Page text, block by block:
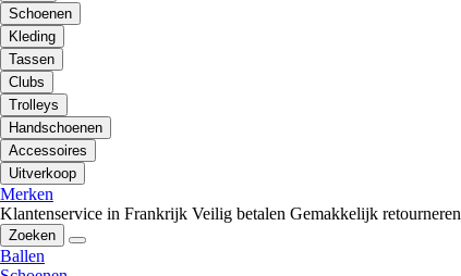
Schoenen
Kleding
Tassen
Clubs
Trolleys
Handschoenen
Accessoires
Uitverkoop
Merken
Klantenservice in Frankrijk Veilig betalen Gemakkelijk retourneren
Zoeken
Ballen